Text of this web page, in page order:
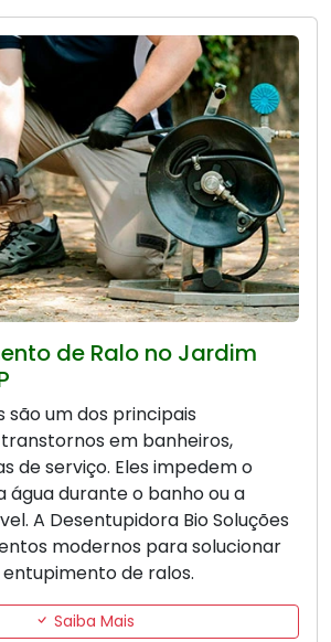
de Ralo no Jardim
são um dos principais
em banheiros,
de serviço. Eles impedem o
água durante o banho ou a
A Desentupidora Bio Soluções
modernos para solucionar
de ralos.
Saiba Mais